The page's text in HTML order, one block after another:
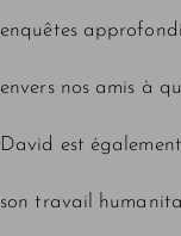
enquêtes
envers nos amis à
David est
son travail